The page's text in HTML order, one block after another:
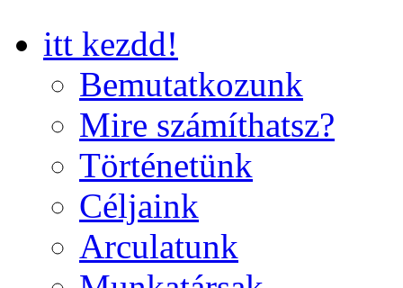
itt kezdd!
Bemutatkozunk
Mire számíthatsz?
Történetünk
Céljaink
Arculatunk